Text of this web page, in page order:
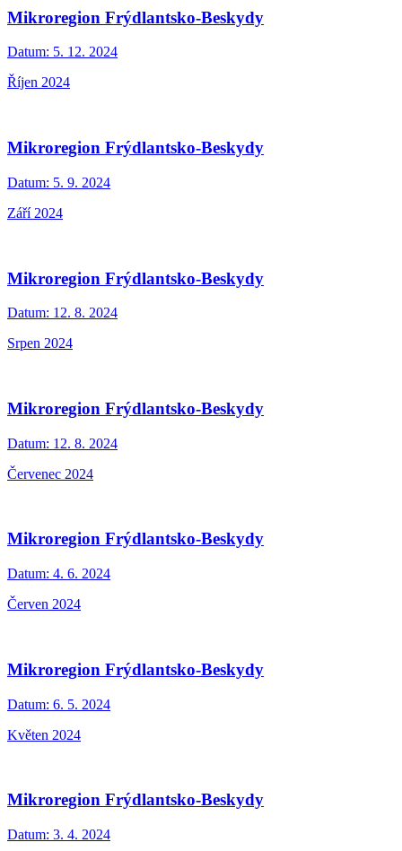
Mikroregion Frýdlantsko-Beskydy
Datum: 5. 12. 2024
Říjen 2024
Mikroregion Frýdlantsko-Beskydy
Datum: 5. 9. 2024
Září 2024
Mikroregion Frýdlantsko-Beskydy
Datum: 12. 8. 2024
Srpen 2024
Mikroregion Frýdlantsko-Beskydy
Datum: 12. 8. 2024
Červenec 2024
Mikroregion Frýdlantsko-Beskydy
Datum: 4. 6. 2024
Červen 2024
Mikroregion Frýdlantsko-Beskydy
Datum: 6. 5. 2024
Květen 2024
Mikroregion Frýdlantsko-Beskydy
Datum: 3. 4. 2024